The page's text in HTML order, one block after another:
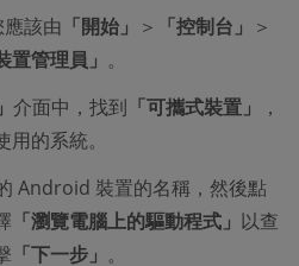
該由 「開始」 ＞ 「控制台」 ＞
置管理員」 。
介面中，找到 「可攜式裝置」
，
的系統。
Android 裝置的名稱，然後點
「瀏覽電腦上的驅動程式」 以查
「下一步」 。